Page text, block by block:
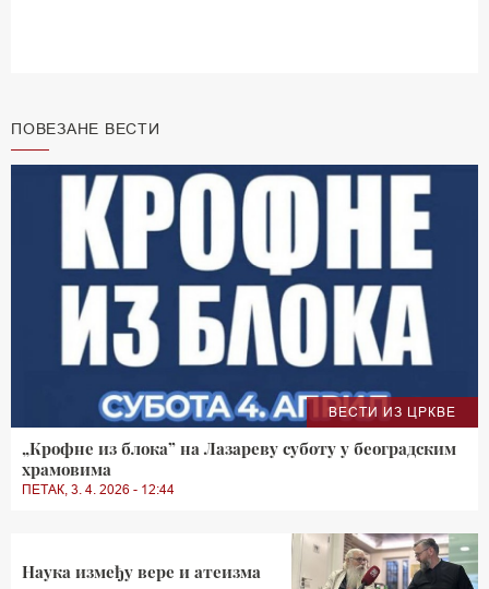
ПОВЕЗАНЕ ВЕСТИ
ВЕСТИ ИЗ ЦРКВЕ
„Крофне из блока” на Лазареву суботу у београдским
храмовима
ПЕТАК, 3. 4. 2026 - 12:44
Наука између вере и атеизма